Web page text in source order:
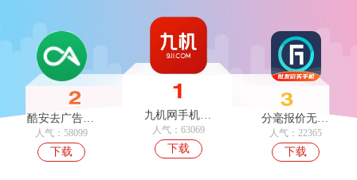
酷安去广告纯净版
人气：58099
下载
九机网手机正版
人气：63069
下载
分毫报价无广告版
人气：22365
下载